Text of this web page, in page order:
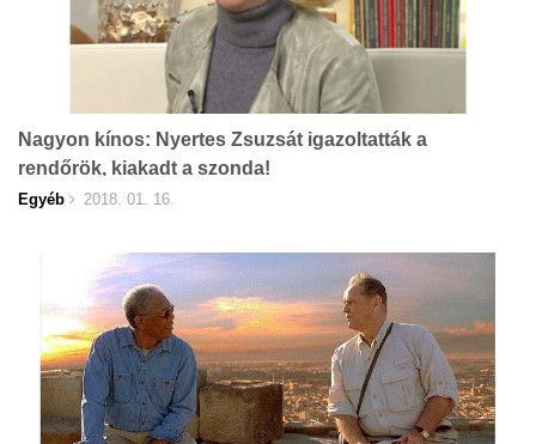
Nagyon kínos: Nyertes Zsuzsát igazoltatták a
rendőrök, kiakadt a szonda!
Egyéb 2018. 01. 16.